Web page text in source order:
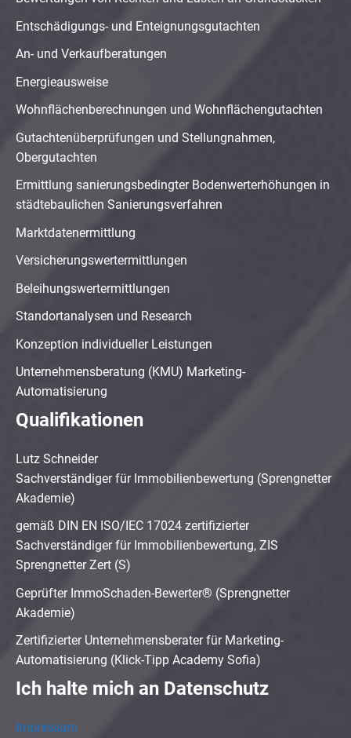
Entschädigungs- und Enteignungsgutachten
An- und Verkaufberatungen
Energieausweise
Wohnflächenberechnungen und Wohnflächengutachten
Gutachtenüberprüfungen und Stellungnahmen,
Obergutachten
Ermittlung sanierungsbedingter Bodenwerterhöhungen in
städtebaulichen Sanierungsverfahren
Marktdatenermittlung
Versicherungswertermittlungen
Beleihungswertermittlungen
Standortanalysen und Research
Konzeption individueller Leistungen
Unternehmensberatung (KMU) Marketing-
Automatisierung
Qualifikationen
Lutz Schneider
Sachverständiger für Immobilienbewertung (Sprengnetter
Akademie)
gemäß DIN EN ISO/IEC 17024 zertifizierter
Sachverständiger für Immobilienbewertung, ZIS
Sprengnetter Zert (S)
Geprüfter ImmoSchaden-Bewerter® (Sprengnetter
Akademie)
Zertifizierter Unternehmensberater für Marketing-
Automatisierung (Klick-Tipp Academy Sofia)
Ich halte mich an Datenschutz
Impressum